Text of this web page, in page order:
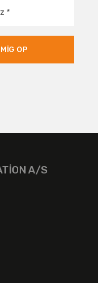
*
OP
A/S